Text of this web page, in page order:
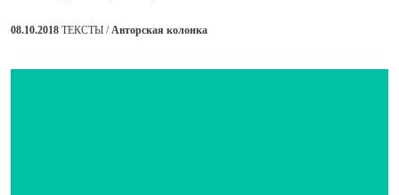
08.10.2018 ТЕКСТЫ / Авторская колонка